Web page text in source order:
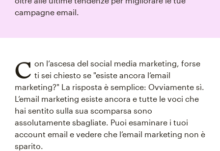
campagne email.
C on l’ascesa del social media marketing, forse
ti sei chiesto se "esiste ancora l’email
marketing?" La risposta è semplice: Ovviamente sì.
L’email marketing esiste ancora e tutte le voci che
hai sentito sulla sua scomparsa sono
assolutamente sbagliate. Puoi esaminare i tuoi
account email e vedere che l’email marketing non è
sparito.